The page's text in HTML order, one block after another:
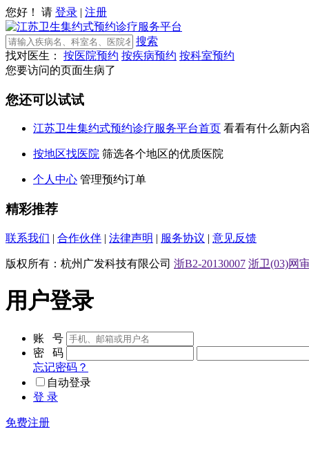
您好！ 请 登录 | 注册
搜索
找对医生：
按医院预约 按疾病预约 按科室预约
您要访问的页面生病了
您还可以试试
江苏卫生集约式预约诊疗服务平台首页 看看有什么新内
按地区找医院 筛选各个地区的优质医院
个人中心 管理预约订单
精彩推荐
联系我们 | 合作伙伴 | 法律声明 | 服务协议 | 意见反馈
版权所有：杭州广发科技有限公司 浙B2-20130007 浙卫(03)网
用户登录
账 号
密 码
忘记密码？
自动登录
登 录
免费注册